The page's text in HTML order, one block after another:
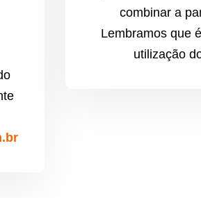
combinar a
Lembramos que
utilização